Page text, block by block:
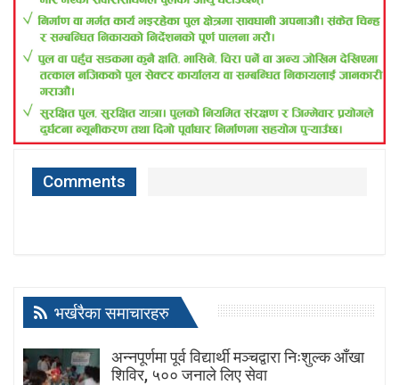
Comments
भर्खरैका समाचारहरु
अन्नपूर्णमा पूर्व विद्यार्थी मञ्चद्वारा निःशुल्क आँखा
शिविर, ५०० जनाले लिए सेवा